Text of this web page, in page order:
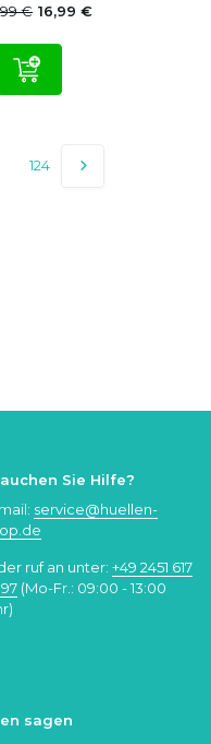
€ 16,99 €
124
Sie Hilfe?
service@huellen-
ruf an unter: +49 2451 617
(Mo-Fr.: 09:00 - 13:00
sagen